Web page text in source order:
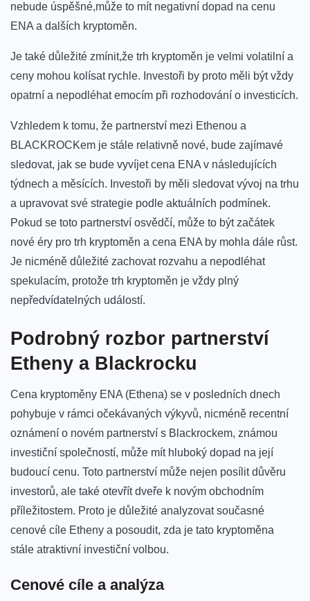
nebude úspěšné,může⁢ to mít​ negativní dopad na cenu
ENA a dalších kryptoměn.
Je také důležité zmínit,že trh kryptoměn ​je velmi volatilní a
ceny mohou ⁢kolísat rychle. Investoři by proto měli být vždy
opatrní a ⁣nepodléhat emocím ‌při rozhodování o investicích.
Vzhledem k tomu, že⁣ partnerství ‍mezi Ethenou a
BLACKROCKem ⁣je stále relativně nové, ‍bude⁢ zajímavé
sledovat, jak se bude vyvíjet cena ENA ⁢v následujících
týdnech a měsících. Investoři by⁢ měli sledovat vývoj na ⁤trhu
a upravovat ⁢své​ strategie ​podle aktuálních podmínek.
Pokud ⁤se toto partnerství osvědčí, může to ⁢být začátek
‌nové éry pro‌ trh kryptoměn a cena ENA⁤ by ⁤mohla dále růst.
Je nicméně důležité zachovat ⁤rozvahu a nepodléhat
spekulacím, ‍protože ​trh kryptoměn je vždy plný‍
nepředvídatelných událostí.
Podrobný rozbor partnerství
Etheny a Blackrocku
Cena kryptoměny ENA (Ethena) se v posledních dnech
pohybuje v rámci očekávaných výkyvů, nicméně recentní
oznámení⁤ o ⁣novém‍ partnerství s Blackrockem, známou
investiční společností,⁤ může mít hluboký dopad na⁤ její
budoucí cenu. Toto partnerství může nejen⁤ posílit důvěru
investorů,⁢ ale také otevřít dveře k novým obchodním
příležitostem. Proto​ je důležité analyzovat současné
cenové cíle Etheny ⁢a posoudit,⁤ zda je tato kryptoměna
stále atraktivní investiční volbou.
Cenové cíle a analýza